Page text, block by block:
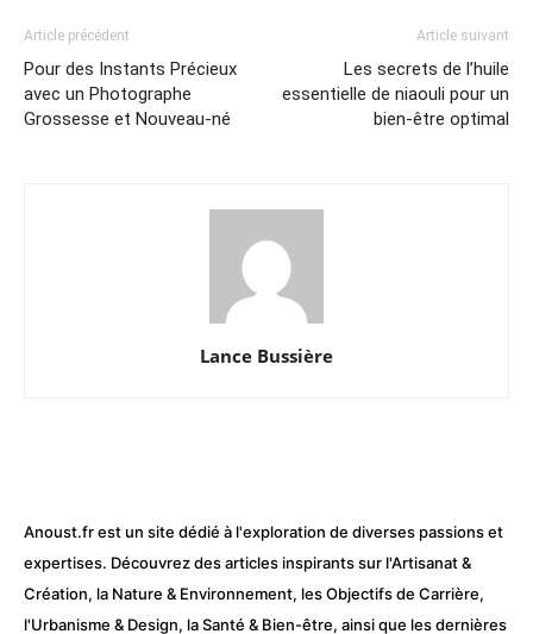
Article précédent
Pour des Instants Précieux
avec un Photographe
Grossesse et Nouveau-né
Article suivant
Les secrets de l’huile
essentielle de niaouli pour un
bien-être optimal
Lance Bussière
Anoust.fr est un site dédié à l'exploration de diverses passions et
expertises. Découvrez des articles inspirants sur l'Artisanat &
Création, la Nature & Environnement, les Objectifs de Carrière,
l'Urbanisme & Design, la Santé & Bien-être, ainsi que les dernières